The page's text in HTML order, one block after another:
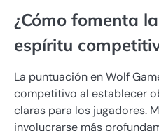
¿Cómo fomenta
espíritu
La puntuación en Wolf
competitivo al establecer
claras para los jugadores.
involucrarse más